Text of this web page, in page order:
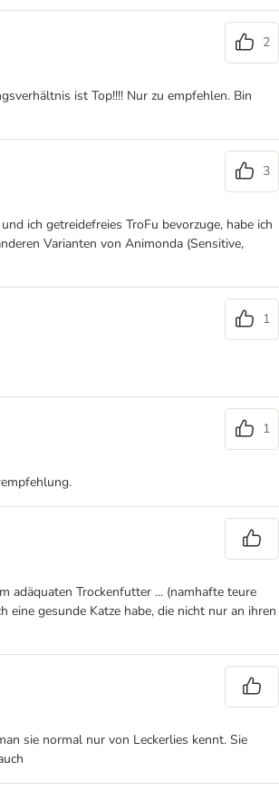
2
ist Top!!!! Nur zu empfehlen. Bin
3
ich getreidefreies TroFu bevorzuge, habe ich
Varianten von Animonda (Sensitive,
1
1
adäquaten Trockenfutter ... (namhafte teure
eine gesunde Katze habe, die nicht nur an ihren
sie normal nur von Leckerlies kennt. Sie